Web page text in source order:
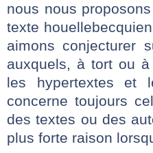
nous nous
texte
aimons conjecturer
auxquels, à tort ou
les hypertextes et
concerne toujours
des textes ou des
plus forte raison